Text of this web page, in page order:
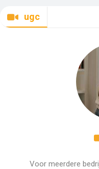
ugc
Voor meerdere